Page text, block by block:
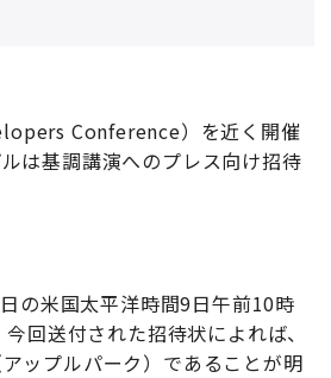
Conference）を近く開催
は基調講演へのプレス向け招待
の米国太平洋時間9日午前10時
回送付された招待状によれば、
ップルパーク）であることが明